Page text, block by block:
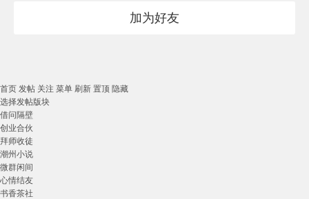
加为好友
首页 发帖 关注 菜单 刷新 置顶 隐藏
选择发帖版块
借问隔壁
创业合伙
拜师收徒
潮州小说
微群闲间
心情结友
书香茶社